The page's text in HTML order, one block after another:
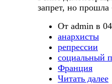
запрет, но прошла
От admin в
анархисты
репрессии
социальный
Франция
Читать далее